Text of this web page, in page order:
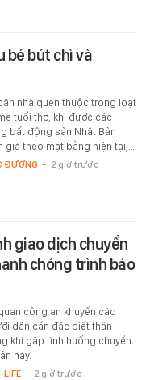
bé bút chì và
nhà quen thuộc trong loạt
tuổi thơ, khi được các
bất động sản Nhật Bản
giá theo mặt bằng hiện tại,…
ĐƯỜNG - 2 giờ trước
giao dịch chuyển
chóng trình báo
công an khuyến cáo
dân cần đặc biệt thận
khi gặp tình huống chuyển
này.
LIFE - 2 giờ trước